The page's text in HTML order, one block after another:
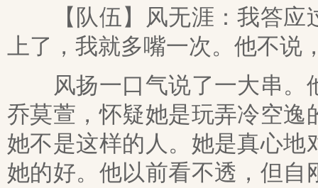
【队伍】风无涯：我答应
上了，我就多嘴一次。他不说
风扬一口气说了一大串。
乔莫萱，怀疑她是玩弄冷空
她不是这样的人。她是真心
她的好。他以前看不透，但